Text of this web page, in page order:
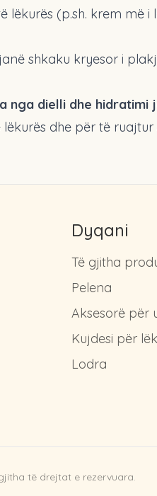
lëkurës (p.sh. krem më i
shkaku kryesor i
nga dielli dhe hidratimi
dhe për të ruajtur
Dyqani
Të gjitha
Pelena
Aksesorë për
Kujdesi për
Lodra
të drejtat e rezervuara.